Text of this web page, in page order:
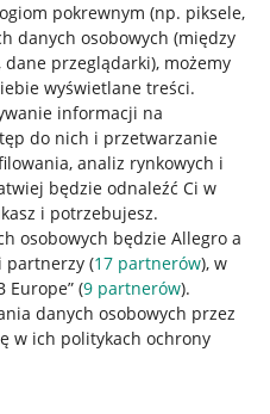
pokrewnym (np. piksele,
danych osobowych (między
przeglądarki), możemy
wyświetlane treści.
informacji na
do nich i przetwarzanie
analiz rynkowych i
będzie odnaleźć Ci w
i potrzebujesz.
osobowych będzie Allegro a
partnerzy (17 partnerów), w
Europe” (9 partnerów).
danych osobowych przez
w ich politykach ochrony